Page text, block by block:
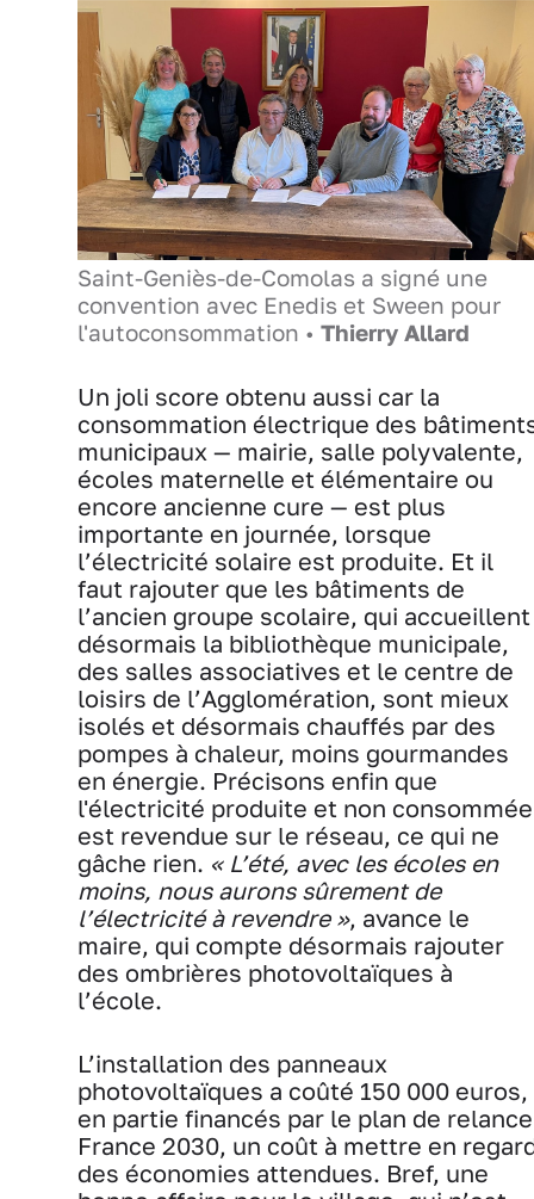
Saint-Geniès-de-Comolas a signé une
convention avec Enedis et Sween pour
l'autoconsommation • Thierry Allard
Un joli score obtenu aussi car la
consommation électrique des
municipaux — mairie, salle polyvalente,
écoles maternelle et élémentaire ou
encore ancienne cure — est plus
importante en journée, lorsque
l’électricité solaire est produite. Et il
faut rajouter que les bâtiments de
l’ancien groupe scolaire, qui accueillent
désormais la bibliothèque municipale,
des salles associatives et le centre de
loisirs de l’Agglomération, sont mieux
isolés et désormais chauffés par des
pompes à chaleur, moins gourmandes
en énergie. Précisons enfin que
l'électricité produite et non consommée
est revendue sur le réseau, ce qui ne
gâche rien. « L’été, avec les écoles en
moins, nous aurons sûrement de
l’électricité à revendre », avance le
maire, qui compte désormais rajouter
des ombrières photovoltaïques à
l’école.
L’installation des panneaux
photovoltaïques a coûté 150 000 euros,
en partie financés par le plan de relance
France 2030, un coût à mettre en
des économies attendues. Bref, une